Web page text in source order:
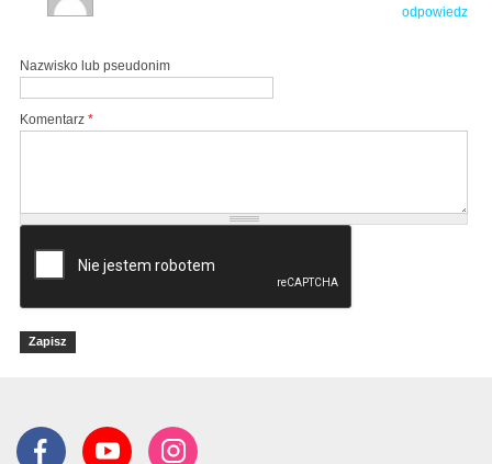
odpowiedz
Nazwisko lub pseudonim
Komentarz *